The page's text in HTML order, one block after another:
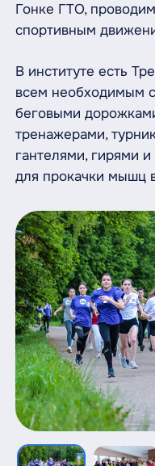
Гонке ГТО,
спортивным
В институте есть
всем необходимым
беговыми
тренажерами,
гантелями, гирями
для прокачки мышц